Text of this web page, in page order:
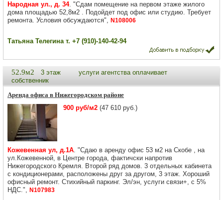
Народная ул., д. 34. "Сдам помещение на первом этаже жилого
дома площадью 52,8м2 . Подойдет под офис или студию. Требует
ремонта. Условия обсуждаются", N108006
Татьяна Телегина т. +7 (910)-140-42-94
52.9м2 3 этаж
услуги агентства оплачивает
собственник
Аренда офиса в Нижегородском районе
900 руб/м2 (47 610 руб.)
Кожевенная ул, д.1А. "Сдаю в аренду офис 53 м2 на Скобе , на
ул.Кожевенной, в Центре города, фактичски напротив
Нижегородского Кремля. Второй ряд домов. 3 отдельных кабинета
с кондиционерами, расположены друг за другом, 3 этаж. Хороший
офисный ремонт. Стихийный паркинг. Эл/эн, услуги связи+, с 5%
НДС.", N107983